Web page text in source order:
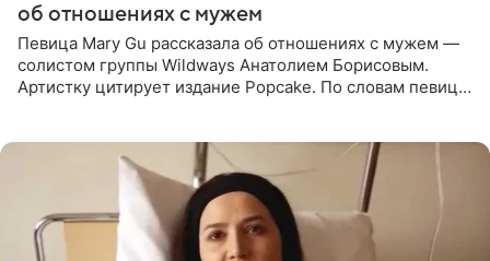
об отношениях с мужем
Певица Mary Gu рассказала об отношениях с мужем —
солистом группы Wildways Анатолием Борисовым.
Артистку цитирует издание Popcake. По словам певицы,